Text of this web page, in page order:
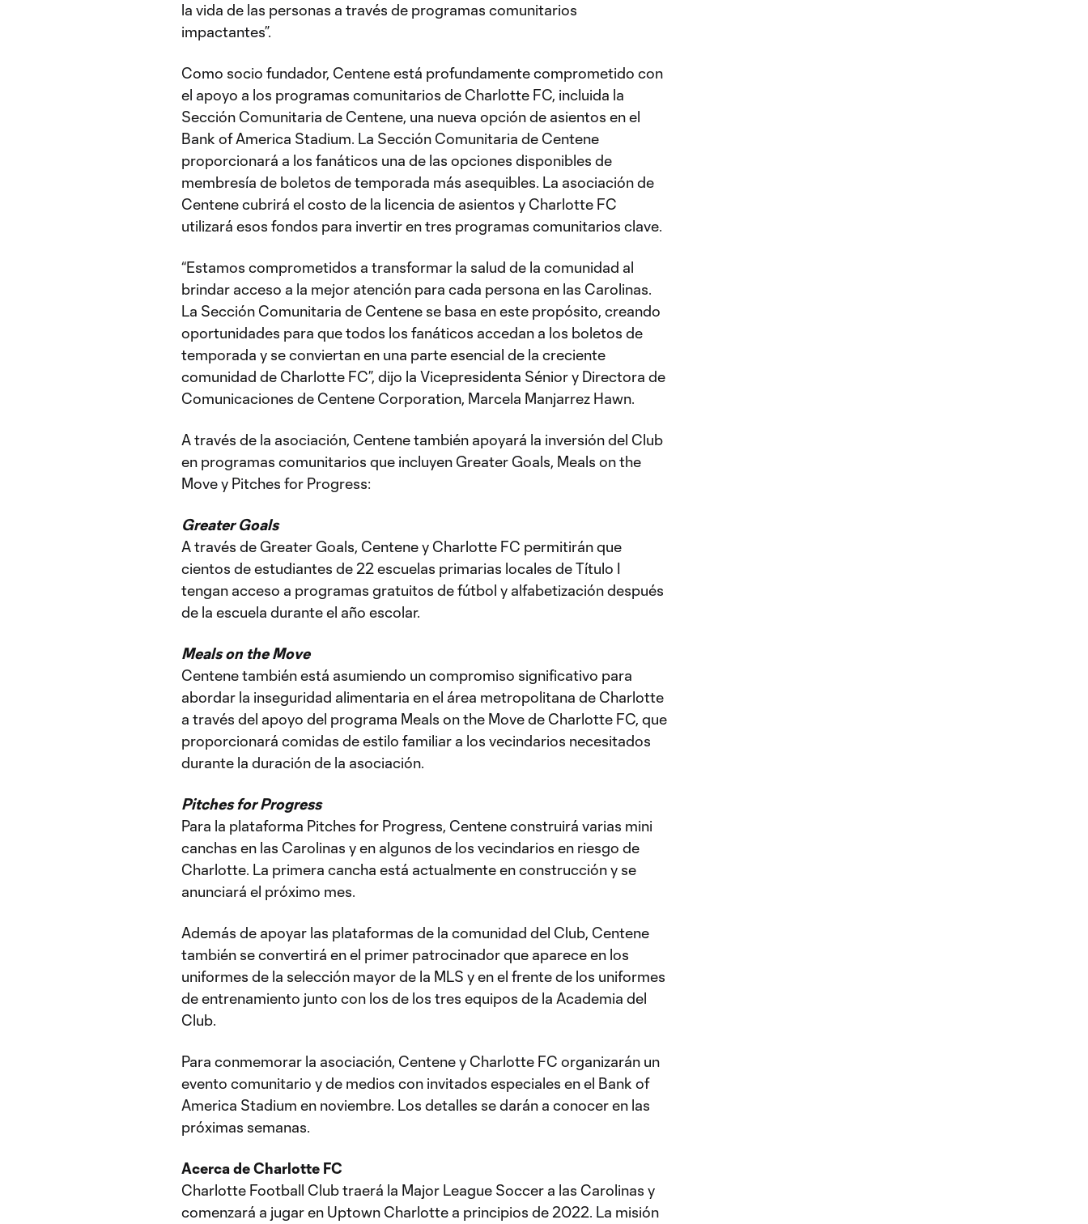
la vida de las personas a través de programas comunitarios
impactantes”.
Como socio fundador, Centene está profundamente comprometido con
el apoyo a los programas comunitarios de Charlotte FC, incluida la
Sección Comunitaria de Centene, una nueva opción de asientos en el
Bank of America Stadium. La Sección Comunitaria de Centene
proporcionará a los fanáticos una de las opciones disponibles de
membresía de boletos de temporada más asequibles. La asociación de
Centene cubrirá el costo de la licencia de asientos y Charlotte FC
utilizará esos fondos para invertir en tres programas comunitarios clave.
“Estamos comprometidos a transformar la salud de la comunidad al
brindar acceso a la mejor atención para cada persona en las Carolinas.
La Sección Comunitaria de Centene se basa en este propósito, creando
oportunidades para que todos los fanáticos accedan a los boletos de
temporada y se conviertan en una parte esencial de la creciente
comunidad de Charlotte FC”, dijo la Vicepresidenta Sénior y Directora de
Comunicaciones de Centene Corporation, Marcela Manjarrez Hawn.
A través de la asociación, Centene también apoyará la inversión del Club
en programas comunitarios que incluyen Greater Goals, Meals on the
Move y Pitches for Progress:
Greater Goals
A través de Greater Goals, Centene y Charlotte FC permitirán que
cientos de estudiantes de 22 escuelas primarias locales de Título I
tengan acceso a programas gratuitos de fútbol y alfabetización después
de la escuela durante el año escolar.
Meals on the Move
Centene también está asumiendo un compromiso significativo para
abordar la inseguridad alimentaria en el área metropolitana de Charlotte
a través del apoyo del programa Meals on the Move de Charlotte FC, que
proporcionará comidas de estilo familiar a los vecindarios necesitados
durante la duración de la asociación.
Pitches for Progress
Para la plataforma Pitches for Progress, Centene construirá varias mini
canchas en las Carolinas y en algunos de los vecindarios en riesgo de
Charlotte. La primera cancha está actualmente en construcción y se
anunciará el próximo mes.
Además de apoyar las plataformas de la comunidad del Club, Centene
también se convertirá en el primer patrocinador que aparece en los
uniformes de la selección mayor de la MLS y en el frente de los uniformes
de entrenamiento junto con los de los tres equipos de la Academia del
Club.
Para conmemorar la asociación, Centene y Charlotte FC organizarán un
evento comunitario y de medios con invitados especiales en el Bank of
America Stadium en noviembre. Los detalles se darán a conocer en las
próximas semanas.
Acerca de Charlotte FC
Charlotte Football Club traerá la Major League Soccer a las Carolinas y
comenzará a jugar en Uptown Charlotte a principios de 2022. La misión